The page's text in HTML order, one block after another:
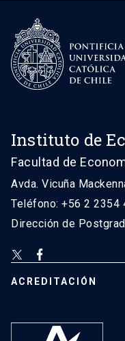
Instituto de
Facultad de
Avda. Vicuña
Teléfono: +56 2 2354
Dirección de
ACREDITACIÓN